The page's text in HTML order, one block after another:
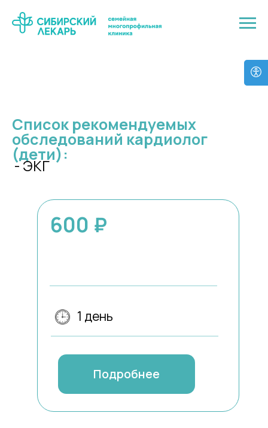
- ЭКГ
600₽
1 день
Список рекомендуемых
обследований кардиолог
(взрослые):